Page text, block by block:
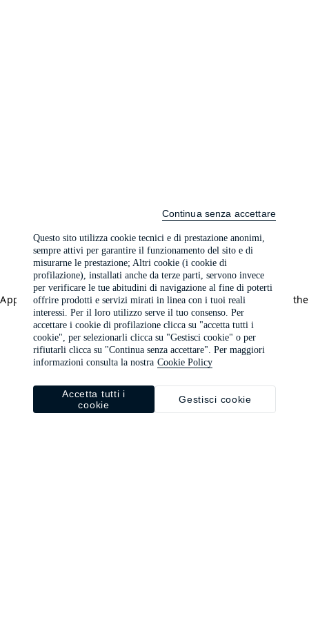
Application error: a client-side exception has occurred (see the
browser console for more information).
Questo sito utilizza cookie tecnici e di prestazione anonimi,
sempre attivi per garantire il funzionamento del sito e di
misurarne le prestazione; Altri cookie (i cookie di
profilazione), installati anche da terze parti, servono invece
per verificare le tue abitudini di navigazione al fine di poterti
offrire prodotti e servizi mirati in linea con i tuoi reali
interessi. Per il loro utilizzo serve il tuo consenso. Per
accettare i cookie di profilazione clicca su "accetta tutti i
cookie", per selezionarli clicca su "Gestisci cookie" o per
rifiutarli clicca su "Continua senza accettare". Per maggiori
informazioni consulta la nostra Cookie Policy
Gestisci cookie
Accetta tutti i
cookie
Continua senza accettare